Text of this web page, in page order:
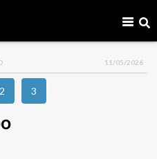
11/05/2026
2 3